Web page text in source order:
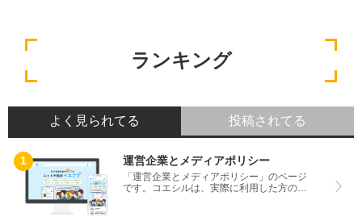
ランキング
よく見られてる 投稿されてる
運営企業とメディアポリシー
「運営企業とメディアポリシー」のページ
です。コエシルは、実際に利用した方の口